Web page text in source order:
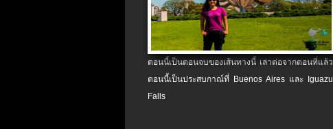
ตอนนี้เป็นตอนจบของเส้นทางนี้ เล่าต่อจากตอนที่แล้ว
ตอนนี้เป็นประสบกาณ์ที่ Buenos Aires และ Iguazu
Falls